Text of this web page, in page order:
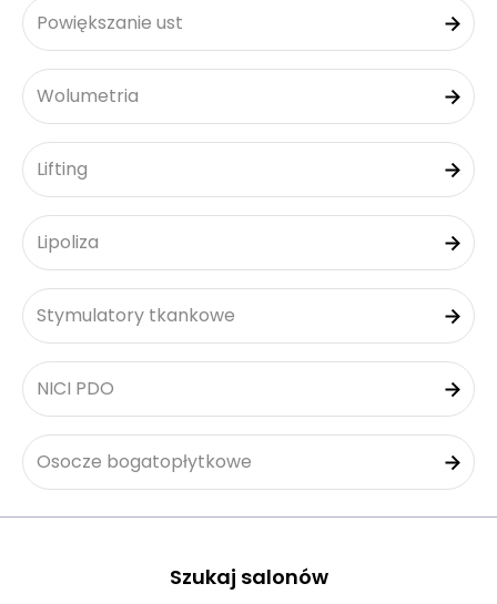
Powiększanie ust
Wolumetria
Lifting
Lipoliza
Stymulatory tkankowe
NICI PDO
Osocze bogatopłytkowe
Szukaj salonów